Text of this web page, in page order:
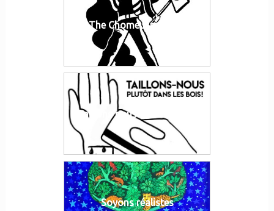
The Chomeuse Go On
Taillons nous dans les bois
Soyons réalistes